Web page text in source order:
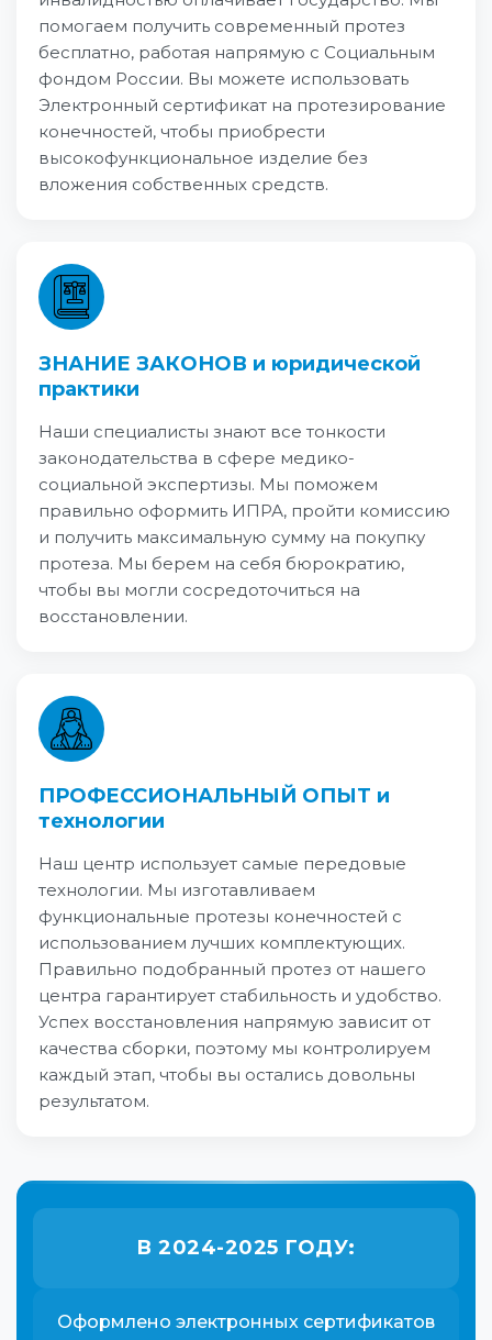
помогаем получить современный протез
бесплатно, работая напрямую с Социальным
фондом России. Вы можете использовать
Электронный сертификат на протезирование
конечностей, чтобы приобрести
высокофункциональное изделие без
вложения собственных средств.
ЗНАНИЕ ЗАКОНОВ и юридической
практики
Наши специалисты знают все тонкости
законодательства в сфере медико-
социальной экспертизы. Мы поможем
правильно оформить ИПРА, пройти комиссию
и получить максимальную сумму на покупку
протеза. Мы берем на себя бюрократию,
чтобы вы могли сосредоточиться на
восстановлении.
ПРОФЕССИОНАЛЬНЫЙ ОПЫТ и
технологии
Наш центр использует самые передовые
технологии. Мы изготавливаем
функциональные протезы конечностей с
использованием лучших комплектующих.
Правильно подобранный протез от нашего
центра гарантирует стабильность и удобство.
Успех восстановления напрямую зависит от
качества сборки, поэтому мы контролируем
каждый этап, чтобы вы остались довольны
результатом.
В 2024-2025 ГОДУ:
Оформлено электронных сертификатов